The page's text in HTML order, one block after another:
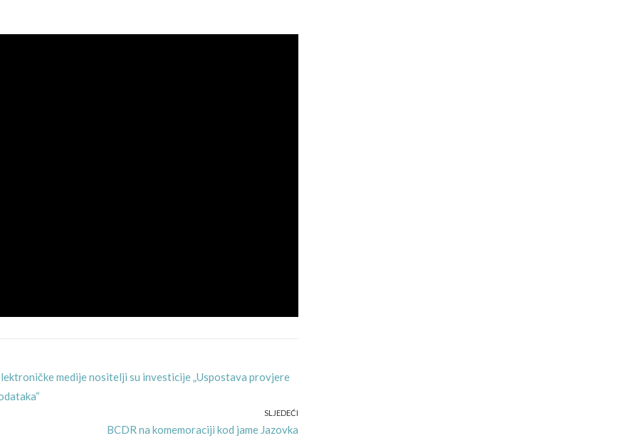
medije nositelji su investicije „Uspostava provjere
SLJEDEĆI
Next
BCDR na komemoraciji kod jame Jazovka